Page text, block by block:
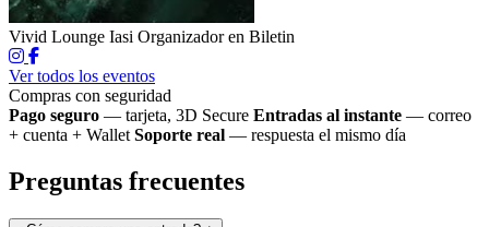
Vivid Lounge Iasi Organizador en Biletin
Ver todos los eventos
Compras con seguridad
Pago seguro — tarjeta, 3D Secure Entradas al instante — correo
+ cuenta + Wallet Soporte real — respuesta el mismo día
Preguntas frecuentes